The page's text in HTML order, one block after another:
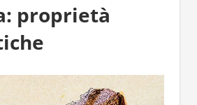
proprietà